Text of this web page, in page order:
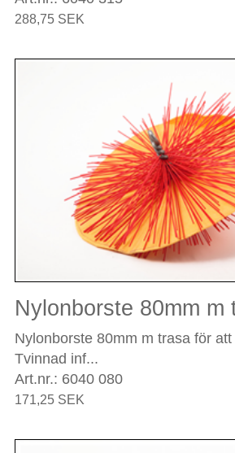
288,75 SEK
Nylonborste 80mm m
Nylonborste 80mm m trasa för
Tvinnad inf...
Art.nr.: 6040 080
171,25 SEK